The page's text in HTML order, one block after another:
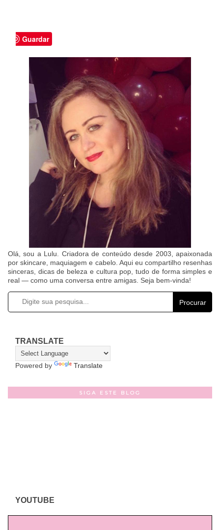
Guardar
Olá, sou a Lulu. Criadora de conteúdo desde 2003, apaixonada
por skincare, maquiagem e cabelo. Aqui eu compartilho resenhas
sinceras, dicas de beleza e cultura pop, tudo de forma simples e
real — como uma conversa entre amigas. Seja bem-vinda!
Procurar
TRANSLATE
Powered by Translate
SIGA ESTE BLOG
YOUTUBE